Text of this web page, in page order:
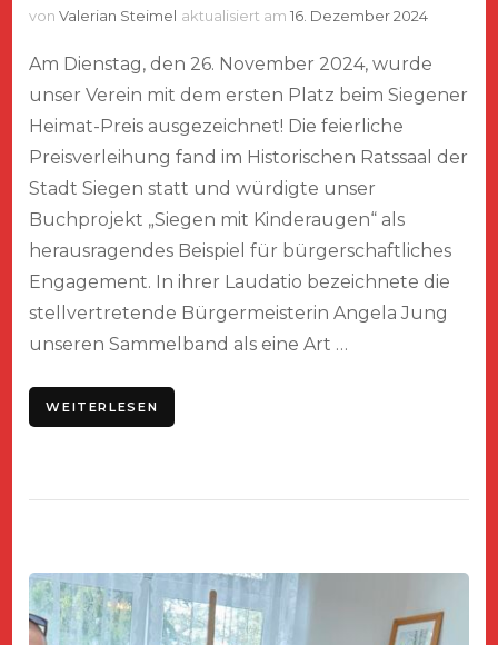
vonValerian Steimel aktualisiert am16. Dezember 2024
Am Dienstag, den 26. November 2024, wurde
unser Verein mit dem ersten Platz beim Siegener
Heimat-Preis ausgezeichnet! Die feierliche
Preisverleihung fand im Historischen Ratssaal der
Stadt Siegen statt und würdigte unser
Buchprojekt „Siegen mit Kinderaugen“ als
herausragendes Beispiel für bürgerschaftliches
Engagement. In ihrer Laudatio bezeichnete die
stellvertretende Bürgermeisterin Angela Jung
unseren Sammelband als eine Art …
WEITERLESEN